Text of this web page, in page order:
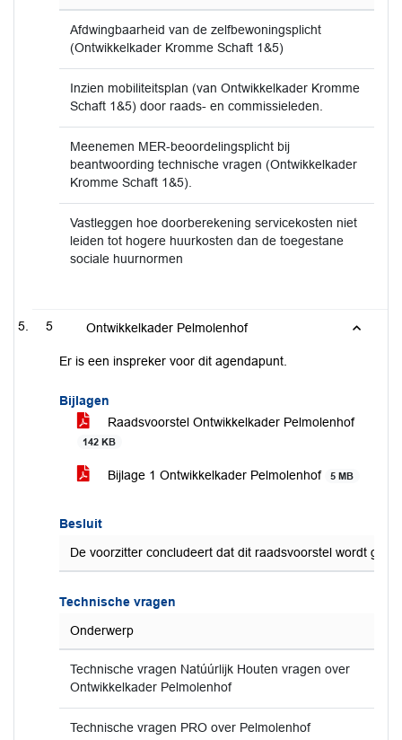
Afdwingbaarheid van de zelfbewoningsplicht
(Ontwikkelkader Kromme Schaft 1&5)
Inzien mobiliteitsplan (van Ontwikkelkader Kromme
Schaft 1&5) door raads- en commissieleden.
Meenemen MER-beoordelingsplicht bij
beantwoording technische vragen (Ontwikkelkader
Kromme Schaft 1&5).
Vastleggen hoe doorberekening servicekosten niet
leiden tot hogere huurkosten dan de toegestane
sociale huurnormen
5 Ontwikkelkader Pelmolenhof
Er is een inspreker voor dit agendapunt.
Bijlagen
Raadsvoorstel Ontwikkelkader Pelmolenhof
142 KB
Bijlage 1 Ontwikkelkader Pelmolenhof 5 MB
Besluit
De voorzitter concludeert dat dit raadsvoorstel wordt
Technische vragen
Onderwerp
Technische vragen Natúúrlijk Houten vragen over
Ontwikkelkader Pelmolenhof
Technische vragen PRO over Pelmolenhof